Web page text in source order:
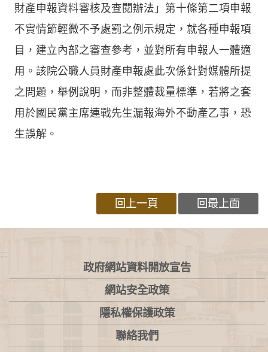
財產申報資料審核及查閱辦法」第十條第二項申報
不實情節輕微不予處罰之例示規定，就各種申報項
目，建立內部之審查參考，並對所有申報人一體適
用。該院公職人員財產申報處此次係針對媒體所提
之問題，舉例說明，而非整體裁量標準，若將之套
用於國民黨主席連戰先生漏報海外不動產乙事，恐
生誤解。
回上一頁 回最上面
:::
政府網站資料開放宣告
網站安全政策
隱私權保護政策
聯絡我們